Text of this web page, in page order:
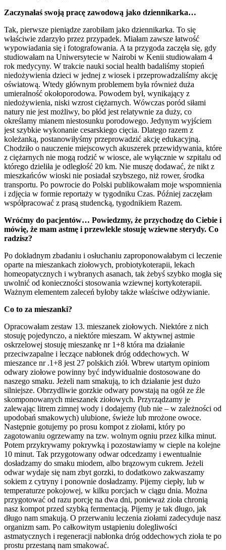
Zaczynałaś swoją pracę zawodową jako dziennikarka…
Tak, pierwsze pieniądze zarobiłam jako dziennikarka. To się
właściwie zdarzyło przez przypadek. Miałam zawsze łatwość
wypowiadania się i fotografowania. A ta przygoda zaczęła się, gdy
studiowałam na Uniwersytecie w Nairobi w Kenii studiowałam 4
rok medycyny. W trakcie nauki social health badaliśmy stopień
niedożywienia dzieci w jednej z wiosek i przeprowadzaliśmy akcję
oświatową. Wtedy głównym problemem była również duża
umieralność okołoporodowa. Powodem był, wynikający z
niedożywienia, niski wzrost ciężarnych. Wówczas poród siłami
natury nie jest możliwy, bo płód jest relatywnie za duży, co
określamy mianem niestosunku porodowego. Jedynym wyjściem
jest szybkie wykonanie cesarskiego cięcia. Dlatego razem z
koleżanką, postanowiłyśmy przeprowadzić akcję edukacyjną.
Chodziło o nauczenie miejscowych akuszerek przewidywania, które
z ciężarnych nie mogą rodzić w wiosce, ale wyłącznie w szpitalu od
którego dzieliła je odległość 20 km. Nie muszę dodawać, że nikt z
mieszkańców wioski nie posiadał szybszego, niż rower, środka
transportu. Po powrocie do Polski publikowałam moje wspomnienia
i zdjęcia w formie reportaży w tygodniku Czas. Później zaczęłam
współpracować z prasą studencką, tygodnikiem Razem.
Wróćmy do pacjentów… Powiedzmy, że przychodzę do Ciebie i
mówię, że mam astmę i przewlekle stosuję wziewne sterydy. Co
radzisz?
Po dokładnym zbadaniu i osłuchaniu zaproponowałabym ci leczenie
oparte na mieszankach ziołowych, probiotykoterapii, lekach
homeopatycznych i wybranych asanach, tak żebyś szybko mogła się
uwolnić od konieczności stosowania wziewnej kortykoterapii.
Ważnym elementem zaleceń byłoby także właściwe odżywianie.
Co to za mieszanki?
Opracowałam zestaw 13. mieszanek ziołowych. Niektóre z nich
stosuję pojedynczo, a niektóre mieszam. W aktywnej astmie
oskrzelowej stosuję mieszankę nr 1+8 która ma działanie
przeciwzapalne i leczące nabłonek dróg oddechowych. W
mieszance nr .1+8 jest 27 polskich ziół. Wbrew utartym opiniom
odwary ziołowe powinny być indywidualnie dostosowane do
naszego smaku. Jeżeli nam smakują, to ich działanie jest dużo
silniejsze. Obrzydliwie gorzkie odwary powstają na ogół ze źle
skomponowanych mieszanek ziołowych. Przyrządzamy je
zalewając litrem zimnej wody i dodajemy (lub nie – w zależności od
upodobań smakowych) ulubione, świeże lub mrożone owoce.
Następnie gotujemy po prosu kompot z ziołami, który po
zagotowaniu ogrzewamy na tzw. wolnym ogniu przez kilka minut.
Potem przykrywamy pokrywką i pozostawiamy w cieple na kolejne
10 minut. Tak przygotowany odwar odcedzamy i ewentualnie
dosładzamy do smaku miodem, albo brązowym cukrem. Jeżeli
odwar wydaje się nam zbyt gorzki, to dodatkowo zakwaszamy
sokiem z cytryny i ponownie dosładzamy. Pijemy ciepły, lub w
temperaturze pokojowej, w kilku porcjach w ciągu dnia. Można
przygotować od razu porcję na dwa dni, ponieważ zioła chronią
nasz kompot przed szybką fermentacją. Pijemy je tak długo, jak
długo nam smakują. O przerwaniu leczenia ziołami zadecyduje nasz
organizm sam. Po całkowitym ustąpieniu dolegliwości
astmatycznych i regeneracji nabłonka dróg oddechowych zioła te po
prostu przestaną nam smakować.